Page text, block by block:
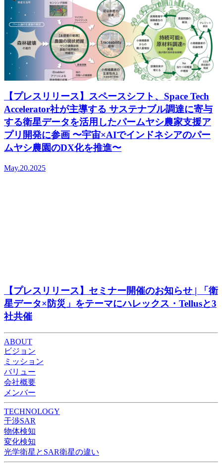
【プレスリリース】スペースシフト、Space Tech
Accelerator社が主導する サステナブル調達に寄与
する衛星データを活用したパームヤシ農家支援ア
プリ開発に参画 〜宇宙×AIでインドネシアのパー
ムヤシ農園のDX化を推進〜
May.20.2025
【プレスリリース】セミナー開催のお知らせ | 「衛
星データ×防災」をテーマにハレックス・Tellusと3
社共催
ABOUT
ビジョン
ミッション
バリュー
会社概要
メンバー
TECHNOLOGY
干渉SAR
物体検知​​
変化検知​
光学衛星とSAR衛星の違い